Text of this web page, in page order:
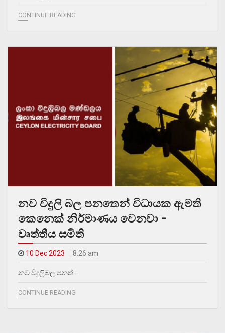
CONTINUE READING
නව විදුලි බල පනතෙන් විධායක ඇමති
කෙනෙක් නිර්මාණය වෙනවා –
වෘත්තීය සමිති
10 Dec 2023 8.26 am
නව විදුලිබල පනත්…
CONTINUE READING